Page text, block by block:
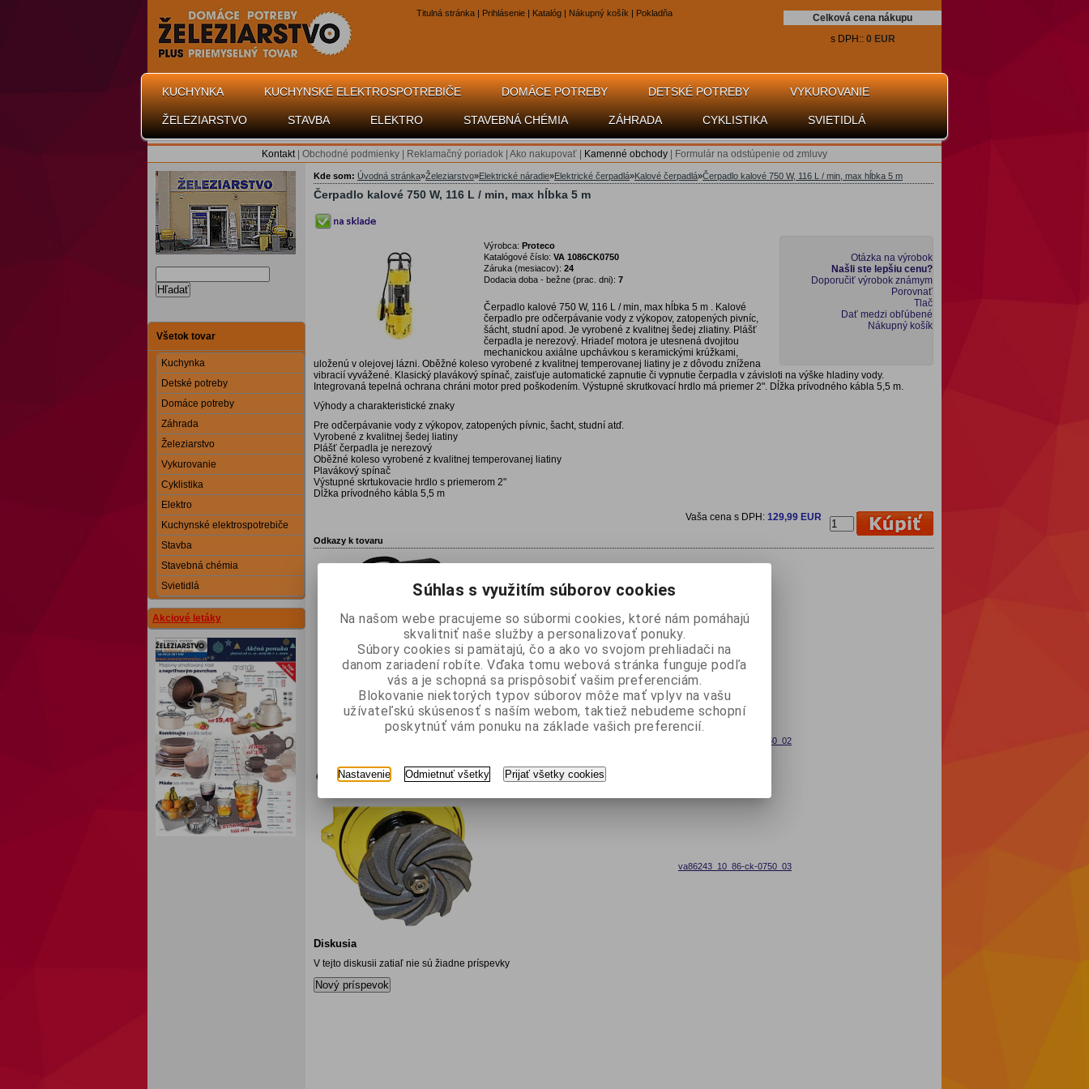
Titulná stránka | Prihlásenie | Katalóg | Nákupný košík | Pokladňa
Celková cena nákupu
s DPH:: 0 EUR
KUCHYNKA KUCHYNSKÉ ELEKTROSPOTREBIČE DOMÁCE POTREBY DETSKÉ POTREBY VYKUROVANIE
ŽELEZIARSTVO STAVBA ELEKTRO STAVEBNÁ CHÉMIA ZÁHRADA CYKLISTIKA SVIETIDLÁ
Kontakt| Obchodné podmienky Reklamačný poriadok Ako nakupovať Kamenné obchody Formulár na odstúpenie od zmluvy
Hľadať
Všetok tovar
Kuchynka
Detské potreby
Domáce potreby
Záhrada
Železiarstvo
Vykurovanie
Cyklistika
Elektro
Kuchynské elektrospotrebiče
Stavba
Stavebná chémia
Svietidlá
Akciové letáky
Kde som: Úvodná stránka»Železiarstvo»Elektrické náradie»Elektrické čerpadlá»Kalové čerpadlá»Čerpadlo kalové 750 W, 116 L / min, max hĺbka 5 m
Čerpadlo kalové 750 W, 116 L / min, max hĺbka 5 m
Otázka na výrobok
Našli ste lepšiu cenu?
Doporučiť výrobok známym
Porovnať
Tlač
Dať medzi obľúbené
Nákupný košík
Výrobca: Proteco
Katalógové číslo: VA 1086CK0750
Záruka (mesiacov): 24
Dodacia doba - bežne (prac. dni): 7
Čerpadlo kalové 750 W, 116 L / min, max hĺbka 5 m . Kalové
čerpadlo pre odčerpávanie vody z výkopov, zatopených pivníc,
šácht, studní apod. Je vyrobené z kvalitnej šedej zliatiny. Plášť
čerpadla je nerezový. Hriadeľ motora je utesnená dvojitou
mechanickou axiálne upchávkou s keramickými krúžkami,
uloženú v olejovej lázni. Oběžné koleso vyrobené z kvalitnej temperovanej liatiny je z dôvodu znížena
vibracií vyvážené. Klasický plavákový spínač, zaisťuje automatické zapnutie či vypnutie čerpadla v závisloti na výške hladiny vody.
Integrovaná tepelná ochrana chráni motor pred poškodením. Výstupné skrutkovací hrdlo má priemer 2". Dĺžka prívodného kábla 5,5 m.
Výhody a charakteristické znaky
Pre odčerpávanie vody z výkopov, zatopených pívnic, šacht, studní atď.
Vyrobené z kvalitnej šedej liatiny
Plášť čerpadla je nerezový
Oběžné koleso vyrobené z kvalitnej temperovanej liatiny
Plavákový spínač
Výstupné skrtukovacie hrdlo s priemerom 2"
Dĺžka prívodného kábla 5,5 m
Vaša cena s DPH: 129,99 EUR
Odkazy k tovaru
va
va86243_10_86-ck-0750_02
va86243_10_86-ck-0750_03
Diskusia
V tejto diskusii zatiaľ nie sú žiadne príspevky
Nový príspevok
Súhlas s využitím súborov cookies
Na našom webe pracujeme so súbormi cookies, ktoré nám pomáhajú
skvalitniť naše služby a personalizovať ponuky.
Súbory cookies si pamätajú, čo a ako vo svojom prehliadači na
danom zariadení robíte. Vďaka tomu webová stránka funguje podľa
vás a je schopná sa prispôsobiť vašim preferenciám.
Blokovanie niektorých typov súborov môže mať vplyv na vašu
užívateľskú skúsenosť s naším webom, taktiež nebudeme schopní
poskytnúť vám ponuku na základe vašich preferencií.
Nastavenie Odmietnuť všetky Prijať všetky cookies